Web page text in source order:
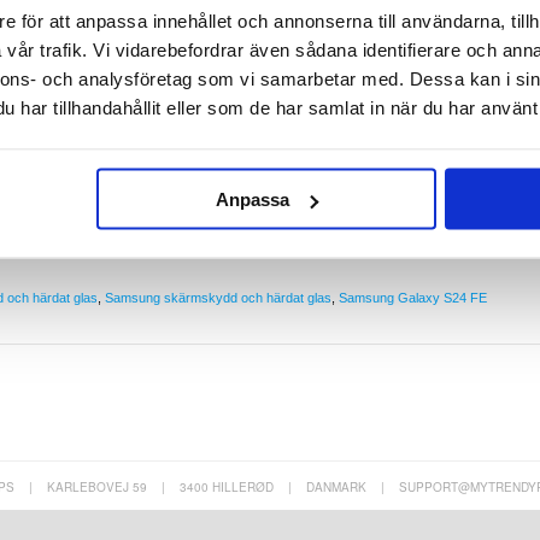
för att anpassa innehållet och annonserna till användarna,
trafik. Vi vidarebefordrar även sådana identifierare och
och analysföretag som vi samarbetar med. Dessa kan i
har tillhandahållit eller som de har samlat in när du har använt
Anpassa
S24 FE med denna högkvalitativa och ultratydliga skyddsfilm. Den är designad för att hålla
och dagligt slitage. Skärmskyddets ultratydliga genomskinlighet möjliggör en optimal
skärpan på din Samsung Galaxy S24 FEs skärm.
FE
kompromissa med beröringskänsligheten
material
och härdat glas Samsung skärmskydd och härdat glas Samsung Galaxy S24 FE
| KARLEBOVEJ 59 | 3400 HILLERØD | DANMARK |